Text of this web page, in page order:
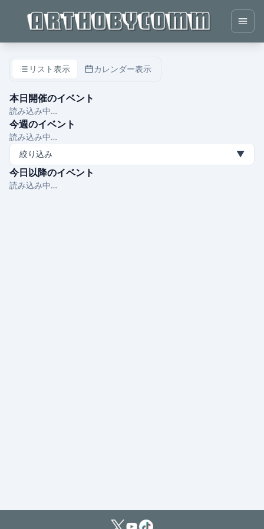
リスト表示 カレンダー表示
本日開催のイベント
読み込み中…
今週のイベント
読み込み中…
絞り込み
▼
今日以降のイベント
読み込み中…